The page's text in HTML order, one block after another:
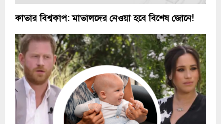
কাতার বিশ্বকাপ: মাতালদের নেওয়া হবে বিশেষ জোনে!